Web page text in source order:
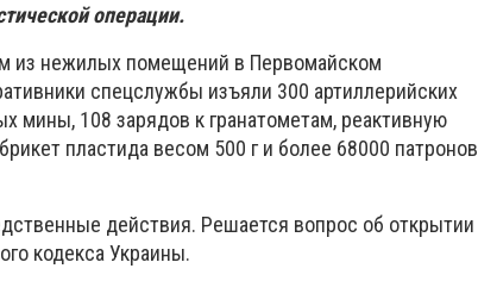
операции.
из нежилых помещений в Первомайском
спецслужбы изъяли 300 артиллерийских
мины, 108 зарядов к гранатометам, реактивную
пластида весом 500 г и более 68000 патронов
действия. Решается вопрос об открытии
кодекса Украины.